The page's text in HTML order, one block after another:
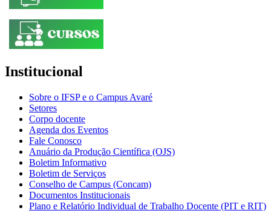
Institucional
Sobre o IFSP e o Campus Avaré
Setores
Corpo docente
Agenda dos Eventos
Fale Conosco
Anuário da Produção Científica (OJS)
Boletim Informativo
Boletim de Serviços
Conselho de Campus (Concam)
Documentos Institucionais
Plano e Relatório Individual de Trabalho Docente (PIT e RIT)